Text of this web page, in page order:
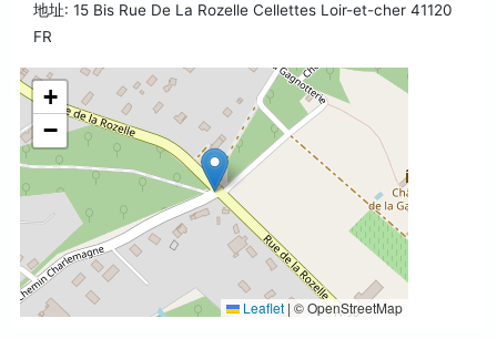
地址: 15 Bis Rue De La Rozelle Cellettes Loir-et-cher 41120
FR
+
−
Leaflet | © OpenStreetMap